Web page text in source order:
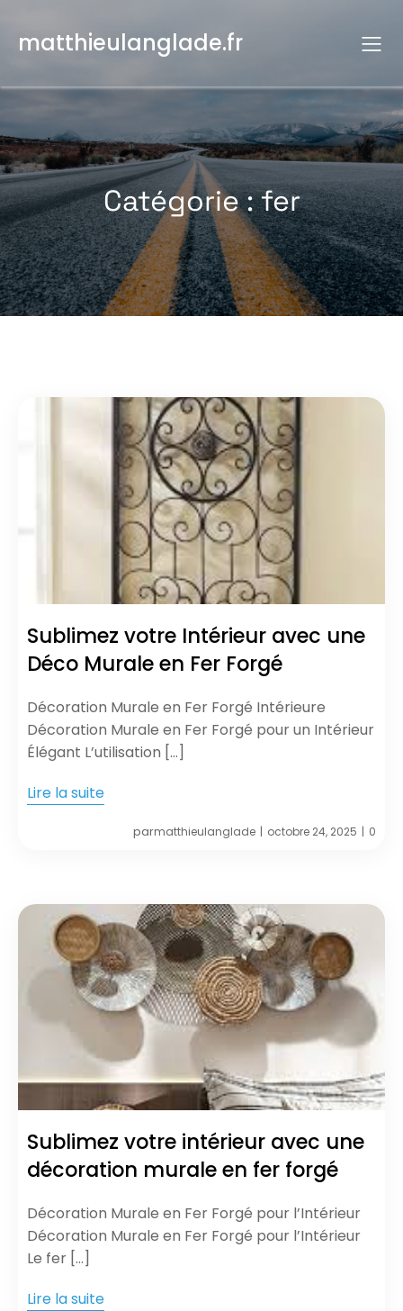
contenu
matthieulanglade.fr
Catégorie :fer
Sublimez votre Intérieur avec une
Déco Murale en Fer Forgé
Décoration Murale en Fer Forgé Intérieure
Décoration Murale en Fer Forgé pour un Intérieur
Élégant L’utilisation […]
Lire la suite
parmatthieulanglade | octobre 24, 2025 | 0
Sublimez votre intérieur avec une
décoration murale en fer forgé
Décoration Murale en Fer Forgé pour l’Intérieur
Décoration Murale en Fer Forgé pour l’Intérieur
Le fer […]
Lire la suite